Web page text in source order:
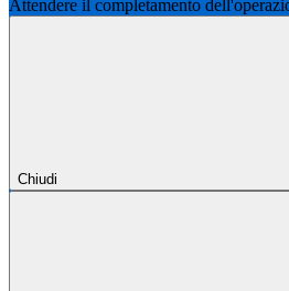
Attendere il completamento
Chiudi